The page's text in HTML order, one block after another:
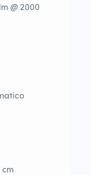
@ 2000
cm